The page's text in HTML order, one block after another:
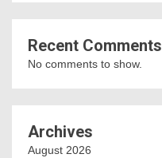
Recent Comments
No comments to show.
Archives
August 2026